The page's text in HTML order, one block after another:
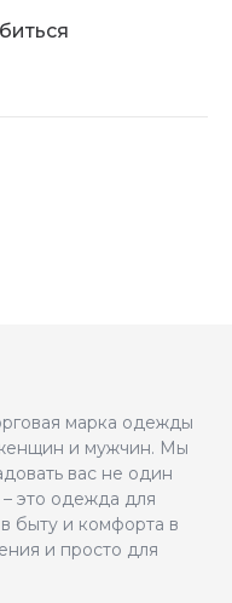
марка одежды
и мужчин. Мы
вас не один
это одежда для
быту и комфорта в
и просто для